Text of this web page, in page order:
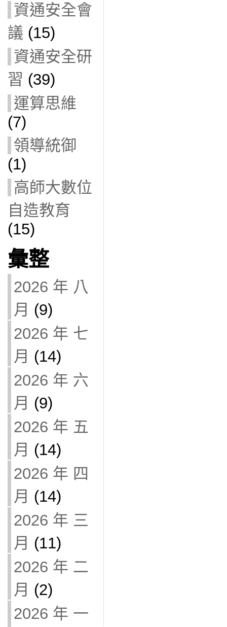
資通安全會
議 (15)
資通安全研
習 (39)
運算思維
(7)
領導統御
(1)
高師大數位
自造教育
(15)
彙整
2026 年 八
月 (9)
2026 年 七
月 (14)
2026 年 六
月 (9)
2026 年 五
月 (14)
2026 年 四
月 (14)
2026 年 三
月 (11)
2026 年 二
月 (2)
2026 年 一